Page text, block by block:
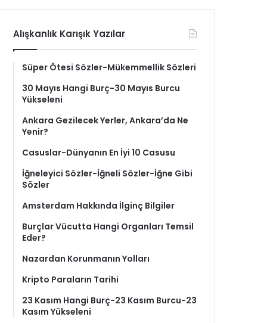
Alışkanlık Karışık Yazılar
Süper Ötesi Sözler-Mükemmellik Sözleri
30 Mayıs Hangi Burç-30 Mayıs Burcu
Yükseleni
Ankara Gezilecek Yerler, Ankara’da Ne
Yenir?
Casuslar-Dünyanın En İyi 10 Casusu
İğneleyici Sözler-İğneli Sözler-İğne Gibi
Sözler
Amsterdam Hakkında İlginç Bilgiler
Burçlar Vücutta Hangi Organları Temsil
Eder?
Nazardan Korunmanın Yolları
Kripto Paraların Tarihi
23 Kasım Hangi Burç-23 Kasım Burcu-23
Kasım Yükseleni